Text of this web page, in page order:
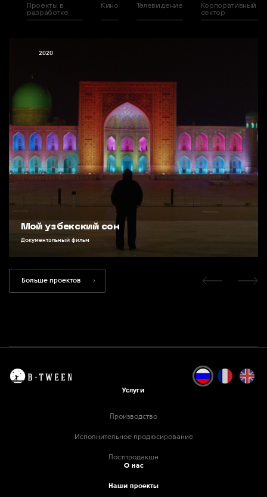
Проекты в
разработке
Кино Телевидение
Корпоративный
сектор
Мой узбекский сон
Документальный фильм
2020
Больше проектов
Услуги
Производство
Исполнительное продюсирование
Постпродакшн
О нас
Наши проекты